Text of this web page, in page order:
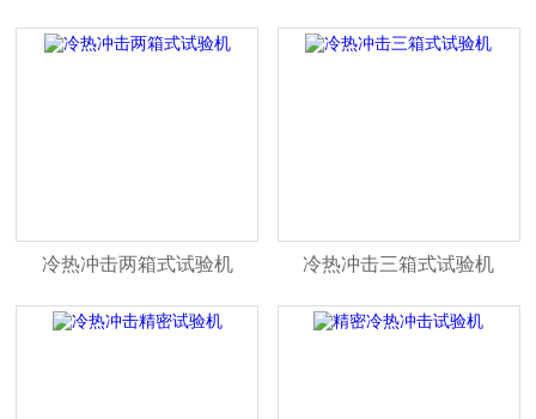
冷热冲击两箱式试验机 冷热冲击三箱式试验机